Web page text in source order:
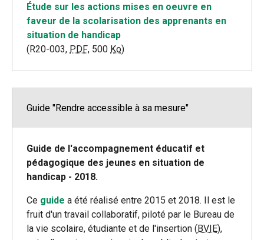
Étude sur les actions mises en oeuvre en
faveur de la scolarisation des apprenants en
situation de handicap
(R20-003, PDF, 500 Ko)
Guide "Rendre accessible à sa mesure"
Guide de l'accompagnement éducatif et
pédagogique des jeunes en situation de
handicap - 2018.
Ce guide a été réalisé entre 2015 et 2018. Il est le
fruit d'un travail collaboratif, piloté par le Bureau de
la vie scolaire, étudiante et de l'insertion (BVIE),